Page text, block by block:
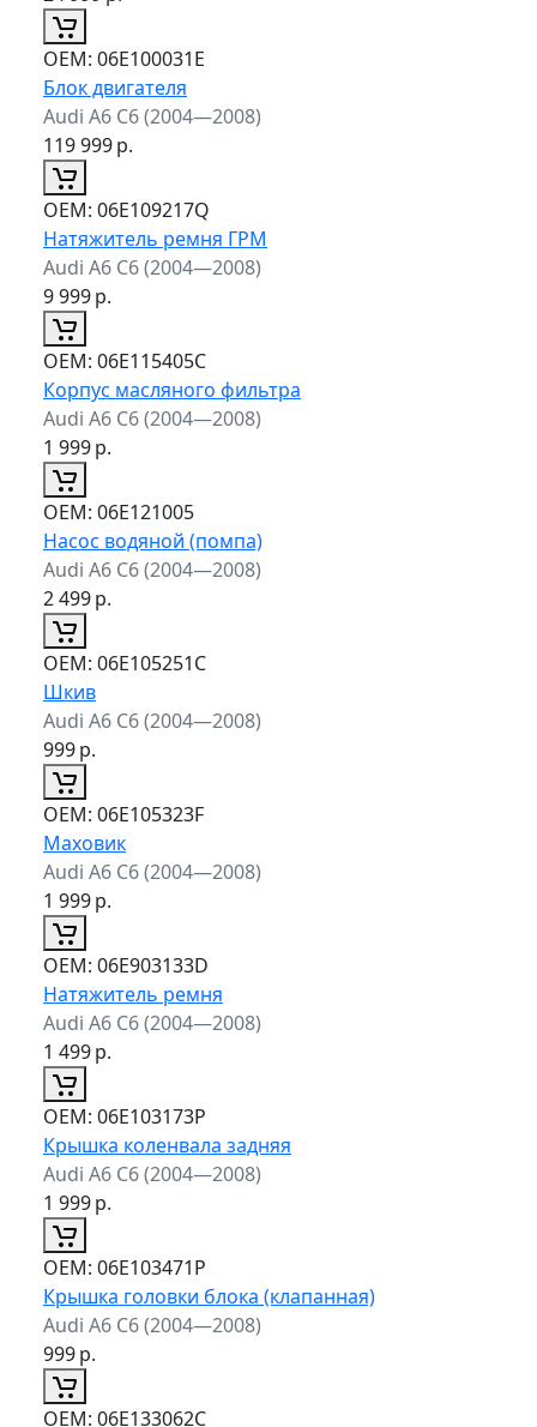
ОЕМ: 06E100031E
Блок двигателя
Audi A6 C6 (2004—2008)
119 999р.
ОЕМ: 06E109217Q
Натяжитель ремня ГРМ
Audi A6 C6 (2004—2008)
9 999р.
ОЕМ: 06E115405C
Корпус масляного фильтра
Audi A6 C6 (2004—2008)
1 999р.
ОЕМ: 06E121005
Насос водяной (помпа)
Audi A6 C6 (2004—2008)
2 499р.
ОЕМ: 06E105251C
Шкив
Audi A6 C6 (2004—2008)
999р.
ОЕМ: 06E105323F
Маховик
Audi A6 C6 (2004—2008)
1 999р.
ОЕМ: 06E903133D
Натяжитель ремня
Audi A6 C6 (2004—2008)
1 499р.
ОЕМ: 06E103173P
Крышка коленвала задняя
Audi A6 C6 (2004—2008)
1 999р.
ОЕМ: 06E103471P
Крышка головки блока (клапанная)
Audi A6 C6 (2004—2008)
999р.
ОЕМ: 06E133062C